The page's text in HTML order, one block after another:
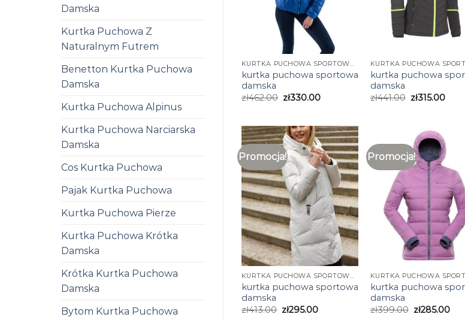
Damska
Kurtka Puchowa Z
Naturalnym Futrem
Benetton Kurtka Puchowa
Damska
Kurtka Puchowa Alpinus
Kurtka Puchowa Narciarska
Damska
Cos Kurtka Puchowa
Pajak Kurtka Puchowa
Kurtka Puchowa Pierze
Kurtka Puchowa Krótka
Damska
Krótka Kurtka Puchowa
Damska
Bytom Kurtka Puchowa
KURTKA PUCHOWA SPORTOWA DAMSKA
kurtka puchowa sportowa
damska
zł462.00 zł330.00
kurtka puchowa
damska
zł441.00 zł315.00
Promocja!
KURTKA PUCHOWA SPORTOWA DAMSKA
kurtka puchowa sportowa
damska
zł413.00 zł295.00
Promocja!
kurtka puchowa
damska
zł399.00 zł285.00